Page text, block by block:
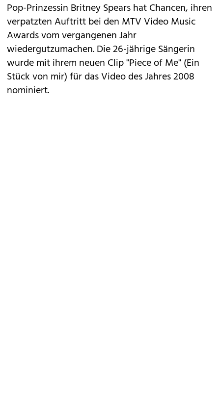
Pop-Prinzessin Britney Spears hat Chancen, ihren
verpatzten Auftritt bei den MTV Video Music
Awards vom vergangenen Jahr
wiedergutzumachen. Die 26-jährige Sängerin
wurde mit ihrem neuen Clip "Piece of Me" (Ein
Stück von mir) für das Video des Jahres 2008
nominiert.